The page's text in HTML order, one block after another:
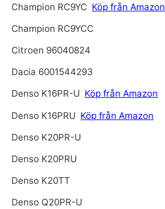
Champion RC9YC Köp från Amazon
Champion RC9YCC
Citroen 96040824
Dacia 6001544293
Denso K16PR-U Köp från Amazon
Denso K16PRU Köp från Amazon
Denso K20PR-U
Denso K20PRU
Denso K20TT
Denso Q20PR-U